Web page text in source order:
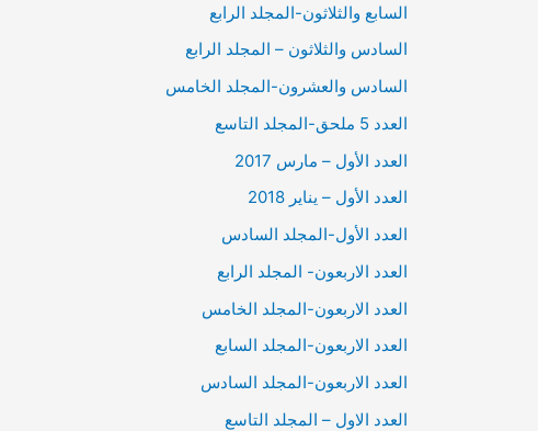
السابع والثلاثون-المجلد الرابع
السادس والثلاثون – المجلد الرابع
السادس والعشرون-المجلد الخامس
العدد 5 ملحق-المجلد التاسع
العدد الأول – مارس 2017
العدد الأول – يناير 2018
العدد الأول-المجلد السادس
العدد الاربعون- المجلد الرابع
العدد الاربعون-المجلد الخامس
العدد الاربعون-المجلد السابع
العدد الاربعون-المجلد السادس
العدد الاول – المجلد التاسع